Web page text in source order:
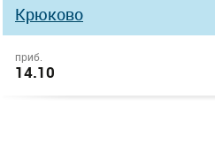
Крюково
приб.
14.10